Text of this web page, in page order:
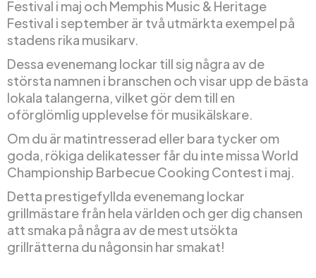
Festival i maj och Memphis Music & Heritage
Festival i september är två utmärkta exempel på
stadens rika musikarv.
Dessa evenemang lockar till sig några av de
största namnen i branschen och visar upp de bästa
lokala talangerna, vilket gör dem till en
oförglömlig upplevelse för musikälskare.
Om du är matintresserad eller bara tycker om
goda, rökiga delikatesser får du inte missa World
Championship Barbecue Cooking Contest i maj.
Detta prestigefyllda evenemang lockar
grillmästare från hela världen och ger dig chansen
att smaka på några av de mest utsökta
grillrätterna du någonsin har smakat!